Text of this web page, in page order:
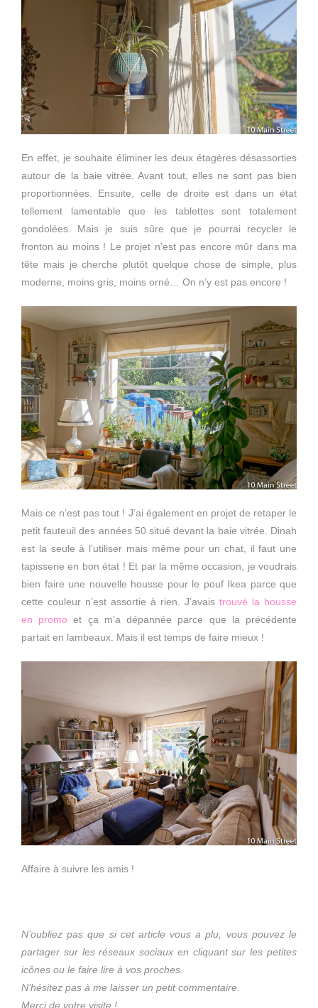
En effet, je souhaite éliminer les deux étagères désassorties
autour de la baie vitrée. Avant tout, elles ne sont pas bien
proportionnées. Ensuite, celle de droite est dans un état
tellement lamentable que les tablettes sont totalement
gondolées. Mais je suis sûre que je pourrai recycler le
fronton au moins ! Le projet n’est pas encore mûr dans ma
tête mais je cherche plutôt quelque chose de simple, plus
moderne, moins gris, moins orné… On n’y est pas encore !
Mais ce n’est pas tout ! J’ai également en projet de retaper le
petit fauteuil des années 50 situé devant la baie vitrée. Dinah
est la seule à l’utiliser mais même pour un chat, il faut une
tapisserie en bon état ! Et par la même occasion, je voudrais
bien faire une nouvelle housse pour le pouf Ikea parce que
cette couleur n’est assortie à rien. J’avais trouvé la housse
en promo et ça m’a dépannée parce que la précédente
partait en lambeaux. Mais il est temps de faire mieux !
Affaire à suivre les amis !
N’oubliez pas que si cet article vous a plu, vous pouvez le
partager sur les réseaux sociaux en cliquant sur les petites
icônes ou le faire lire à vos proches.
N’hésitez pas à me laisser un petit commentaire.
Merci de votre visite !